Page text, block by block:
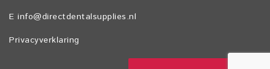
E info@directdentalsupplies.nl
Privacyverklaring